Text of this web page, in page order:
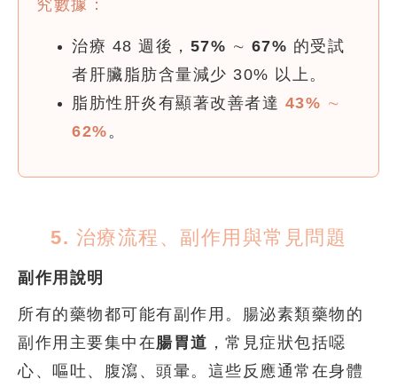
究數據：
治療 48 週後， 57% ∼ 67% 的受試
者肝臟脂肪含量減少 30% 以上。
脂肪性肝炎有顯著改善者達 43% ∼
62% 。
5. 治療流程、副作用與常見問題
副作用說明
所有的藥物都可能有副作用。腸泌素類藥物的
副作用主要集中在腸胃道 ，常見症狀包括噁
心、嘔吐、腹瀉、頭暈。這些反應通常在身體